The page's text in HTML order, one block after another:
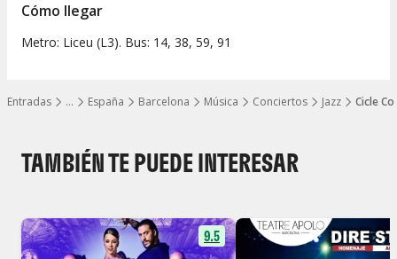
…
Mostrar todos los niveles
Entradas España Barcelona Música Conciertos Jazz Cicle
Cómo llegar
Metro: Liceu (L3). Bus: 14, 38, 59, 91
TAMBIÉN TE PUEDE INTERESAR
9.5